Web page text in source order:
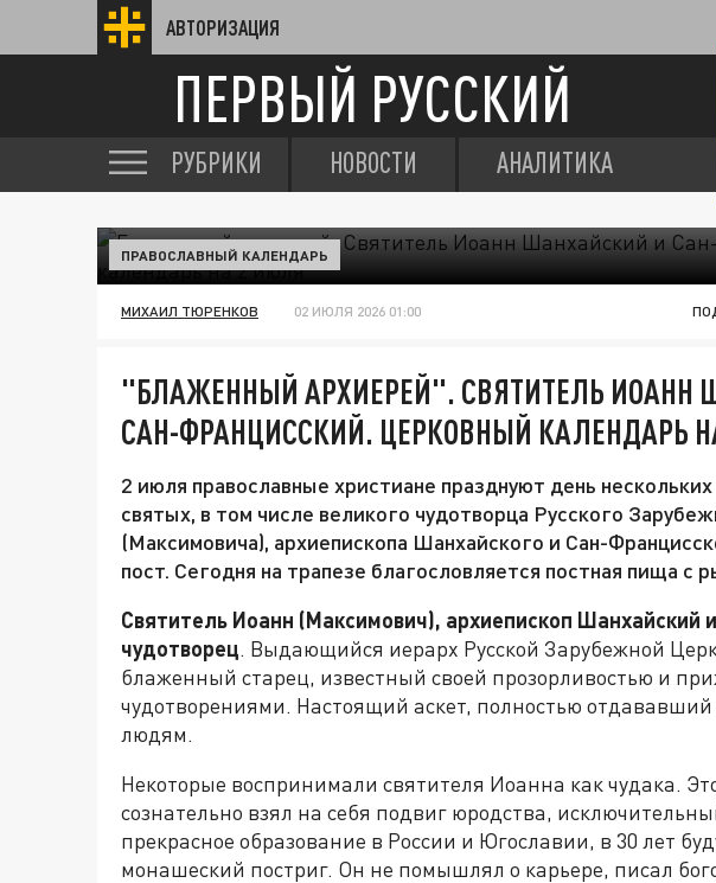
АВТОРИЗАЦИЯ
ПЕРВЫЙ РУССКИЙ
РУБРИКИ НОВОСТИ АНАЛИТИКА
ПРАВОСЛАВНЫЙ КАЛЕНДАРЬ
МИХАИЛ ТЮРЕНКОВ 02 ИЮЛЯ 2026 01:00
"БЛАЖЕННЫЙ АРХИЕРЕЙ". СВЯТИТЕЛЬ ИОАНН
САН-ФРАНЦИССКИЙ. ЦЕРКОВНЫЙ КАЛЕНДАРЬ
2 июля православные христиане празднуют день
святых, в том числе великого чудотворца Русского
(Максимовича), архиепископа Шанхайского и Сан-
пост. Сегодня на трапезе благословляется постная пища с
Святитель Иоанн (Максимович), архиепископ Шанхайский
чудотворец. Выдающийся иерарх Русской Зарубежной
блаженный старец, известный своей прозорливостью и
чудотворениями. Настоящий аскет, полностью
людям.
Некоторые воспринимали святителя Иоанна как чудака.
сознательно взял на себя подвиг юродства,
прекрасное образование в России и Югославии, в 30 лет
монашеский постриг. Он не помышлял о карьере, писал